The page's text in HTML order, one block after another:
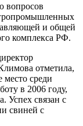
вопросов
и общей
комплекса РФ.
отметила,
место среди
в 2006 году,
Успех связан с
свиней с